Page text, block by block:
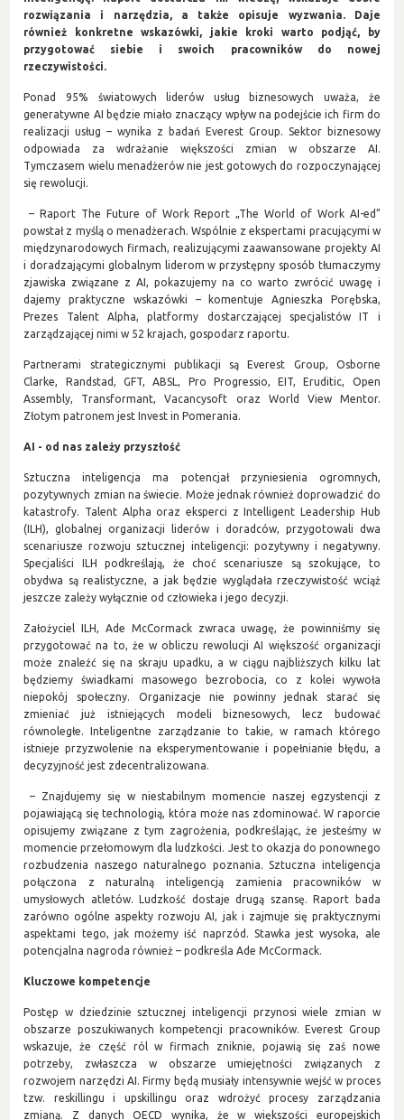
rozwiązania i narzędzia, a także opisuje wyzwania. Daje
również konkretne wskazówki, jakie kroki warto podjąć, by
przygotować siebie i swoich pracowników do nowej
rzeczywistości.
Ponad 95% światowych liderów usług biznesowych uważa, że
generatywne AI będzie miało znaczący wpływ na podejście ich firm do
realizacji usług – wynika z badań Everest Group. Sektor biznesowy
odpowiada za wdrażanie większości zmian w obszarze AI.
Tymczasem wielu menadżerów nie jest gotowych do rozpoczynającej
się rewolucji.
– Raport The Future of Work Report „The World of Work AI-ed”
powstał z myślą o menadżerach. Wspólnie z ekspertami pracującymi w
międzynarodowych firmach, realizującymi zaawansowane projekty AI
i doradzającymi globalnym liderom w przystępny sposób tłumaczymy
zjawiska związane z AI, pokazujemy na co warto zwrócić uwagę i
dajemy praktyczne wskazówki – komentuje Agnieszka Porębska,
Prezes Talent Alpha, platformy dostarczającej specjalistów IT i
zarządzającej nimi w 52 krajach, gospodarz raportu.
Partnerami strategicznymi publikacji są Everest Group, Osborne
Clarke, Randstad, GFT, ABSL, Pro Progressio, EIT, Eruditic, Open
Assembly, Transformant, Vacancysoft oraz World View Mentor.
Złotym patronem jest Invest in Pomerania.
AI - od nas zależy przyszłość
Sztuczna inteligencja ma potencjał przyniesienia ogromnych,
pozytywnych zmian na świecie. Może jednak również doprowadzić do
katastrofy. Talent Alpha oraz eksperci z Intelligent Leadership Hub
(ILH), globalnej organizacji liderów i doradców, przygotowali dwa
scenariusze rozwoju sztucznej inteligencji: pozytywny i negatywny.
Specjaliści ILH podkreślają, że choć scenariusze są szokujące, to
obydwa są realistyczne, a jak będzie wyglądała rzeczywistość wciąż
jeszcze zależy wyłącznie od człowieka i jego decyzji.
Założyciel ILH, Ade McCormack zwraca uwagę, że powinniśmy się
przygotować na to, że w obliczu rewolucji AI większość organizacji
może znaleźć się na skraju upadku, a w ciągu najbliższych kilku lat
będziemy świadkami masowego bezrobocia, co z kolei wywoła
niepokój społeczny. Organizacje nie powinny jednak starać się
zmieniać już istniejących modeli biznesowych, lecz budować
równoległe. Inteligentne zarządzanie to takie, w ramach którego
istnieje przyzwolenie na eksperymentowanie i popełnianie błędu, a
decyzyjność jest zdecentralizowana.
– Znajdujemy się w niestabilnym momencie naszej egzystencji z
pojawiającą się technologią, która może nas zdominować. W raporcie
opisujemy związane z tym zagrożenia, podkreślając, że jesteśmy w
momencie przełomowym dla ludzkości. Jest to okazja do ponownego
rozbudzenia naszego naturalnego poznania. Sztuczna inteligencja
połączona z naturalną inteligencją zamienia pracowników w
umysłowych atletów. Ludzkość dostaje drugą szansę. Raport bada
zarówno ogólne aspekty rozwoju AI, jak i zajmuje się praktycznymi
aspektami tego, jak możemy iść naprzód. Stawka jest wysoka, ale
potencjalna nagroda również – podkreśla Ade McCormack.
Kluczowe kompetencje
Postęp w dziedzinie sztucznej inteligencji przynosi wiele zmian w
obszarze poszukiwanych kompetencji pracowników. Everest Group
wskazuje, że część ról w firmach zniknie, pojawią się zaś nowe
potrzeby, zwłaszcza w obszarze umiejętności związanych z
rozwojem narzędzi AI. Firmy będą musiały intensywnie wejść w proces
tzw. reskillingu i upskillingu oraz wdrożyć procesy zarządzania
zmianą. Z danych OECD wynika, że w większości europejskich